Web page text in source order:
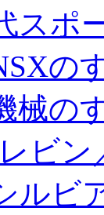
スポ
の
械の
ビン
ルビ